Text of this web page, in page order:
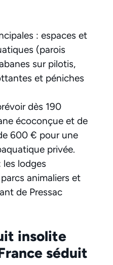
: espaces et
(parois
sur pilotis,
et péniches
dès 190
écoconçue et de
600 € pour une
privée.
les lodges
animaliers et
de Pressac
insolite
séduit